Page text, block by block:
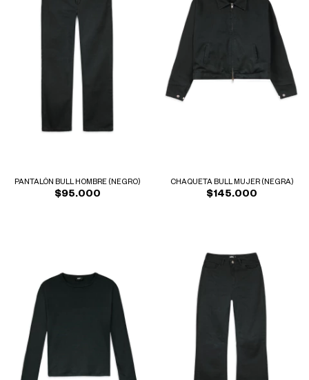
PANTALÓN BULL HOMBRE (NEGRO)
$95.000
CHAQUETA BULL MUJER (NEGRA)
$145.000